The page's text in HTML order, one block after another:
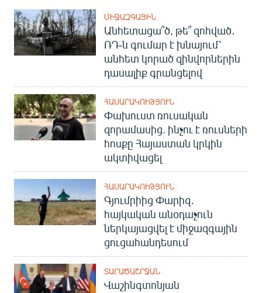
ՄԻՋԱԶԳԱՅԻՆ
Անհետացա՞ծ, թե՞ զոհված․
ՌԴ-ն գումար է խնայում՝
անհետ կորած զինվորներին
դասալիք գրանցելով
ՀԱՍԱՐԱԿՈՒԹՅՈՒՆ
Փախուստ ռուսական
զորամասից. ինչու է ռուսների
հոսքը Հայաստան կրկին
ակտիվացել
ՀԱՍԱՐԱԿՈՒԹՅՈՒՆ
Գյումրիից Փարիզ․
հայկական անօդաչուն
ներկայացվել է միջազգային
ցուցահանդեսում
ՏԱՐԱԾԱՇՐՋԱՆ
Վաշինգտոնյան